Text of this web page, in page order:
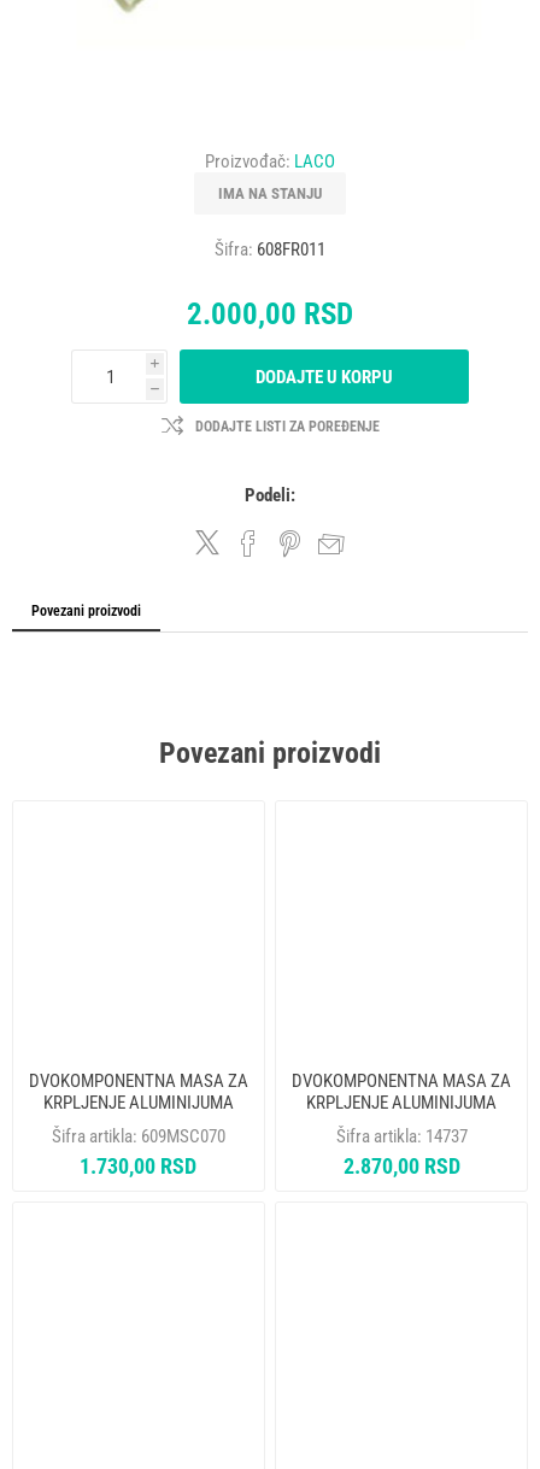
Proizvođač: LACO
IMA NA STANJU
Šifra: 608FR011
2.000,00 RSD
i
h
DODAJTE U KORPU
DODAJTE LISTI ZA POREĐENJE
Podeli:
Povezani proizvodi
Povezani proizvodi
DVOKOMPONENTNA MASA ZA
KRPLJENJE ALUMINIJUMA
2x94 G MASTERCOOL 90934
Šifra artikla: 609MSC070
1.730,00 RSD
DVOKOMPONENTNA MASA ZA
KRPLJENJE ALUMINIJUMA
2X188g MASTERCOOL 90935
alt. za 609MSC070
Šifra artikla: 14737
2.870,00 RSD